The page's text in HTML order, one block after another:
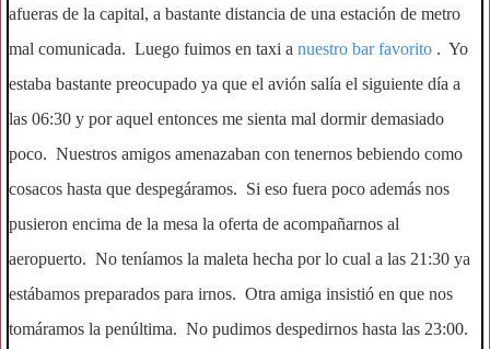
afueras de la capital, a bastante distancia de una estación de metro
mal comunicada. Luego fuimos en taxi a nuestro bar favorito . Yo
estaba bastante preocupado ya que el avión salía el siguiente día a
las 06:30 y por aquel entonces me sienta mal dormir demasiado
poco. Nuestros amigos amenazaban con tenernos bebiendo como
cosacos hasta que despegáramos. Si eso fuera poco además nos
pusieron encima de la mesa la oferta de acompañarnos al
aeropuerto. No teníamos la maleta hecha por lo cual a las 21:30 ya
estábamos preparados para irnos. Otra amiga insistió en que nos
tomáramos la penúltima. No pudimos despedirnos hasta las 23:00.